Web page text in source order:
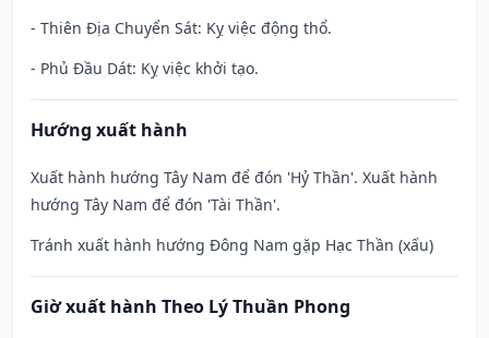
- Thiên Địa Chuyển Sát: Kỵ việc động thổ.
- Phủ Đầu Dát: Kỵ việc khởi tạo.
Hướng xuất hành
Xuất hành hướng Tây Nam để đón 'Hỷ Thần'. Xuất hành
hướng Tây Nam để đón 'Tài Thần'.
Tránh xuất hành hướng Đông Nam gặp Hạc Thần (xấu)
Giờ xuất hành Theo Lý Thuần Phong